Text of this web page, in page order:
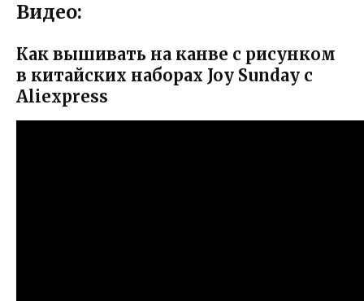
Видео:
Как вышивать на канве с рисунком
в китайских наборах Joy Sunday с
Aliexpress